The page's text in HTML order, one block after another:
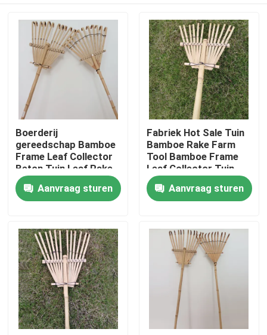
Huis
Producten
Videos
Ongeveer ons
Boerderij
gereedschap Bamboe
Frame Leaf Collector
Beton Tuin Leaf Rake
Aanvraag sturen
Fabriek Hot Sale Tuin
Bamboe Rake Farm
Tool Bamboe Frame
Leaf Collector Tuin
Leaf Rakes
Aanvraag sturen